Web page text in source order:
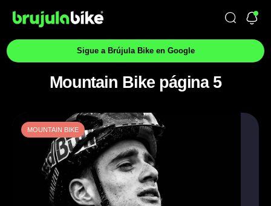
Sigue a Brújula Bike en Google
Mountain Bike página 5
MOUNTAIN BIKE